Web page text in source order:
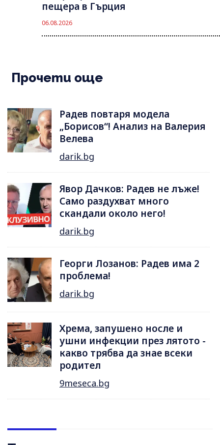
пещера в Гърция
06.08.2026
Прочети още
Радев повтаря модела
„Борисов“! Анализ на Валерия
Велева
darik.bg
Явор Дачков: Радев не лъже!
Само раздухват много
скандали около него!
darik.bg
Георги Лозанов: Радев има 2
проблема!
darik.bg
Хрема, запушено носле и
ушни инфекции през лятотo -
какво трябва да знае всеки
родител
9meseca.bg